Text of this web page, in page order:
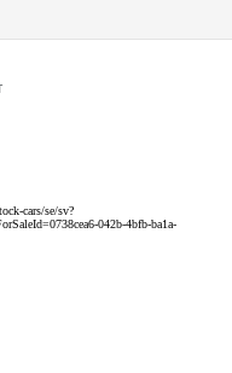
cars/se/sv?
042b-4bfb-ba1a-